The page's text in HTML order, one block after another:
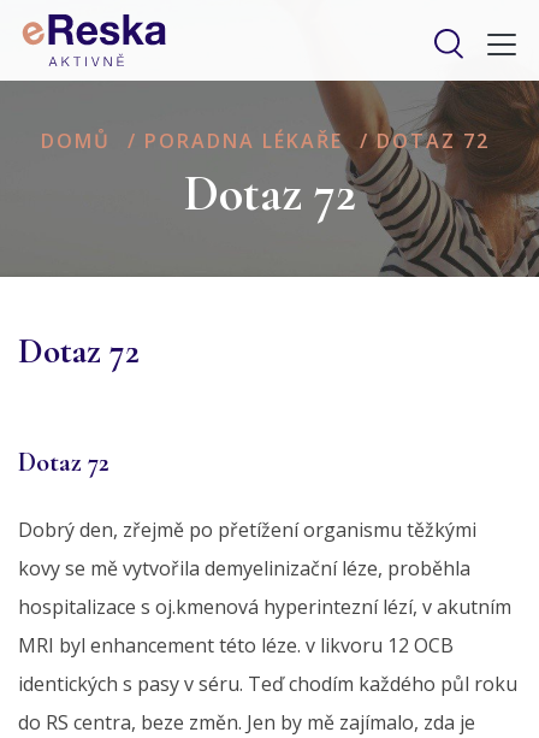
DOMŮ / PORADNA LÉKAŘE / DOTAZ 72
Dotaz 72
Dotaz 72
Dotaz 72
Dobrý den, zřejmě po přetížení organismu těžkými
kovy se mě vytvořila demyelinizační léze, proběhla
hospitalizace s oj.kmenová hyperintezní lézí, v akutním
MRI byl enhancement této léze. v likvoru 12 OCB
identických s pasy v séru. Teď chodím každého půl roku
do RS centra, beze změn. Jen by mě zajímalo, zda je